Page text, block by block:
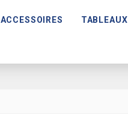
ACCESSOIRES TABLEAUX